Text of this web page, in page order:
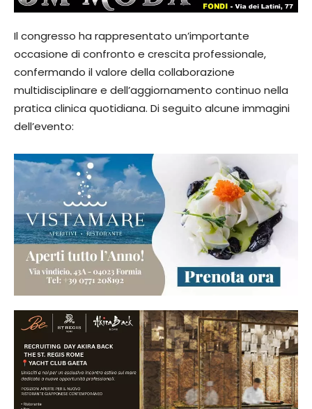
Il congresso ha rappresentato un’importante
occasione di confronto e crescita professionale,
confermando il valore della collaborazione
multidisciplinare e dell’aggiornamento continuo nella
pratica clinica quotidiana. Di seguito alcune immagini
dell’evento: